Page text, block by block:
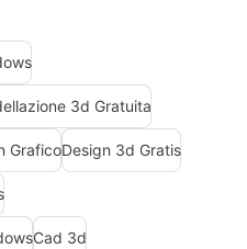
3d Gratuita
GraficoDesign 3d Gratis
Cad 3d